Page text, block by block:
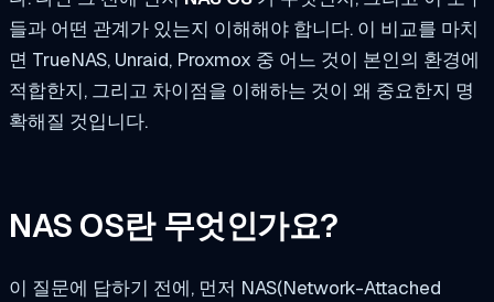
들과 어떤 관계가 있는지 이해해야 합니다. 이 비교를 마치
면 TrueNAS, Unraid, Proxmox 중 어느 것이 본인의 환경에
적합한지, 그리고 차이점을 이해하는 것이 왜 중요한지 명
확해질 것입니다.
NAS OS란 무엇인가요?
이 질문에 답하기 전에, 먼저 NAS(Network-Attached